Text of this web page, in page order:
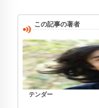
この記事の著者
テンダー